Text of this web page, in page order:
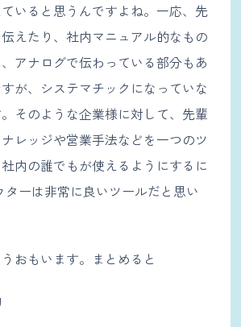
いると思うんですよね。一応、先
えたり、社内マニュアル的なもの
アナログで伝わっている部分もあ
が、システマチックになっていな
そのような企業様に対して、先輩
レッジや営業手法などを一つのツ
内の誰でもが使えるようにするに
ターは非常に良いツールだと思い
おもいます。まとめると